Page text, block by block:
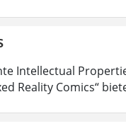
Intellectual
Reality Comics“